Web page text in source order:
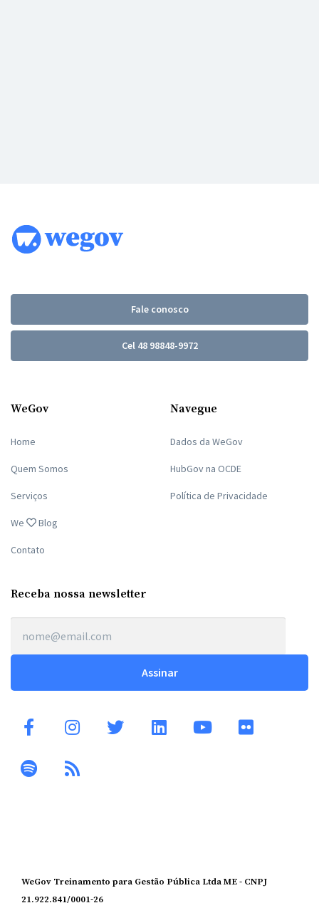
Fale conosco
Cel 48 98848-9972
WeGov
Home
Quem Somos
Serviços
We Blog
Contato
Navegue
Dados da WeGov
HubGov na OCDE
Política de Privacidade
Receba nossa newsletter
WeGov Treinamento para Gestão Pública Ltda ME - CNPJ
21.922.841/0001-26